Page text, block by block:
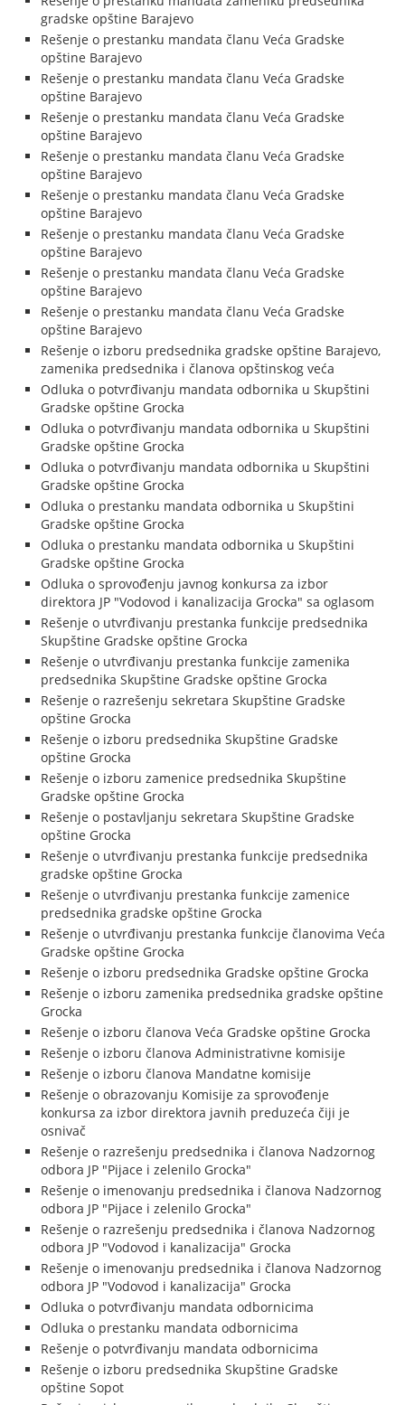
gradske opštine Barajevo
Rešenje o prestanku mandata članu Veća Gradske
opštine Barajevo
Rešenje o prestanku mandata članu Veća Gradske
opštine Barajevo
Rešenje o prestanku mandata članu Veća Gradske
opštine Barajevo
Rešenje o prestanku mandata članu Veća Gradske
opštine Barajevo
Rešenje o prestanku mandata članu Veća Gradske
opštine Barajevo
Rešenje o prestanku mandata članu Veća Gradske
opštine Barajevo
Rešenje o prestanku mandata članu Veća Gradske
opštine Barajevo
Rešenje o prestanku mandata članu Veća Gradske
opštine Barajevo
Rešenje o izboru predsednika gradske opštine Barajevo,
zamenika predsednika i članova opštinskog veća
Odluka o potvrđivanju mandata odbornika u Skupštini
Gradske opštine Grocka
Odluka o potvrđivanju mandata odbornika u Skupštini
Gradske opštine Grocka
Odluka o potvrđivanju mandata odbornika u Skupštini
Gradske opštine Grocka
Odluka o prestanku mandata odbornika u Skupštini
Gradske opštine Grocka
Odluka o prestanku mandata odbornika u Skupštini
Gradske opštine Grocka
Odluka o sprovođenju javnog konkursa za izbor
direktora JP "Vodovod i kanalizacija Grocka" sa oglasom
Rešenje o utvrđivanju prestanka funkcije predsednika
Skupštine Gradske opštine Grocka
Rešenje o utvrđivanju prestanka funkcije zamenika
predsednika Skupštine Gradske opštine Grocka
Rešenje o razrešenju sekretara Skupštine Gradske
opštine Grocka
Rešenje o izboru predsednika Skupštine Gradske
opštine Grocka
Rešenje o izboru zamenice predsednika Skupštine
Gradske opštine Grocka
Rešenje o postavljanju sekretara Skupštine Gradske
opštine Grocka
Rešenje o utvrđivanju prestanka funkcije predsednika
gradske opštine Grocka
Rešenje o utvrđivanju prestanka funkcije zamenice
predsednika gradske opštine Grocka
Rešenje o utvrđivanju prestanka funkcije članovima Veća
Gradske opštine Grocka
Rešenje o izboru predsednika Gradske opštine Grocka
Rešenje o izboru zamenika predsednika gradske opštine
Grocka
Rešenje o izboru članova Veća Gradske opštine Grocka
Rešenje o izboru članova Administrativne komisije
Rešenje o izboru članova Mandatne komisije
Rešenje o obrazovanju Komisije za sprovođenje
konkursa za izbor direktora javnih preduzeća čiji je
osnivač
Rešenje o razrešenju predsednika i članova Nadzornog
odbora JP "Pijace i zelenilo Grocka"
Rešenje o imenovanju predsednika i članova Nadzornog
odbora JP "Pijace i zelenilo Grocka"
Rešenje o razrešenju predsednika i članova Nadzornog
odbora JP "Vodovod i kanalizacija" Grocka
Rešenje o imenovanju predsednika i članova Nadzornog
odbora JP "Vodovod i kanalizacija" Grocka
Odluka o potvrđivanju mandata odbornicima
Odluka o prestanku mandata odbornicima
Rešenje o potvrđivanju mandata odbornicima
Rešenje o izboru predsednika Skupštine Gradske
opštine Sopot